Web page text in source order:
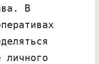
В
личного